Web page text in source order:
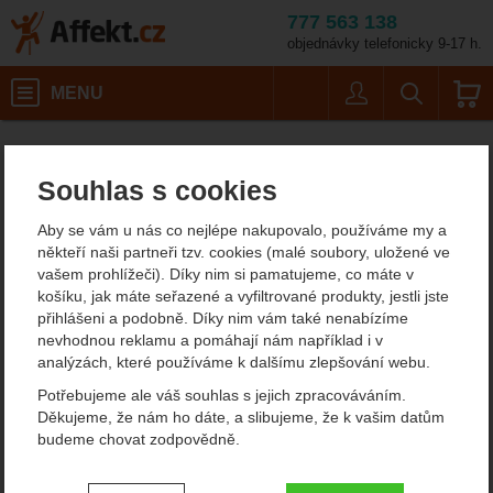
Souhlas s cookies
Aby se vám u nás co nejlépe nakupovalo, používáme my a
někteří naši partneři tzv. cookies (malé soubory, uložené ve
vašem prohlížeči). Díky nim si pamatujeme, co máte v
košíku, jak máte seřazené a vyfiltrované produkty, jestli jste
přihlášeni a podobně. Díky nim vám také nenabízíme
nevhodnou reklamu a pomáhají nám například i v
analýzách, které používáme k dalšímu zlepšování webu.
Potřebujeme ale váš souhlas s jejich zpracováváním.
Děkujeme, že nám ho dáte, a slibujeme, že k vašim datům
budeme chovat zodpovědně.
Nastavení souhlasů s kategoriemi
777 563 138
objednávky telefonicky 9-17 h.
MENU
Swix N16 Skin Cleaner 70 ml
Swix N16 Skin Cleaner 70
ml
Fotografie